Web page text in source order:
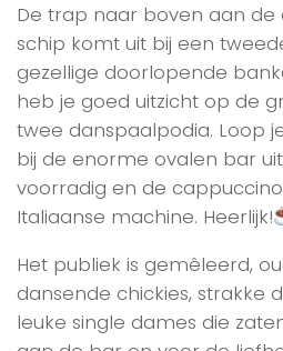
De trap naar boven aan
schip komt uit bij een
gezellige doorlopende
heb je goed uitzicht op de
twee danspaalpodia. Loop
bij de enorme ovalen bar
voorradig en de
Italiaanse machine. Heerlijk!
Het publiek is gemêleerd,
dansende chickies, strakke
leuke single dames die